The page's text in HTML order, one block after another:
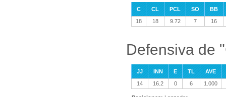
C CL PCL SO
BB
18
18 9.72 7 16
Defensiva de
JJ INN E TL
AVE
14
16.2 0 6 1.000